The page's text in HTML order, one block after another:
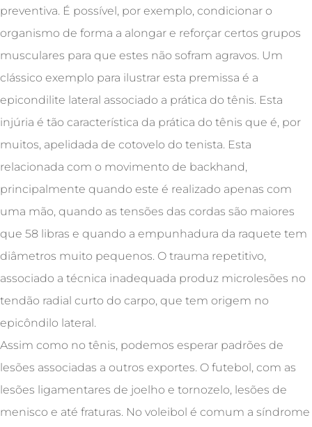
preventiva. É possível, por exemplo, condicionar o
organismo de forma a alongar e reforçar certos grupos
musculares para que estes não sofram agravos. Um
clássico exemplo para ilustrar esta premissa é a
epicondilite lateral associado a prática do tênis. Esta
injúria é tão característica da prática do tênis que é, por
muitos, apelidada de cotovelo do tenista. Esta
relacionada com o movimento de backhand,
principalmente quando este é realizado apenas com
uma mão, quando as tensões das cordas são maiores
que 58 libras e quando a empunhadura da raquete tem
diâmetros muito pequenos. O trauma repetitivo,
associado a técnica inadequada produz microlesões no
tendão radial curto do carpo, que tem origem no
epicôndilo lateral.
Assim como no tênis, podemos esperar padrões de
lesões associadas a outros exportes. O futebol, com as
lesões ligamentares de joelho e tornozelo, lesões de
menisco e até fraturas. No voleibol é comum a síndrome